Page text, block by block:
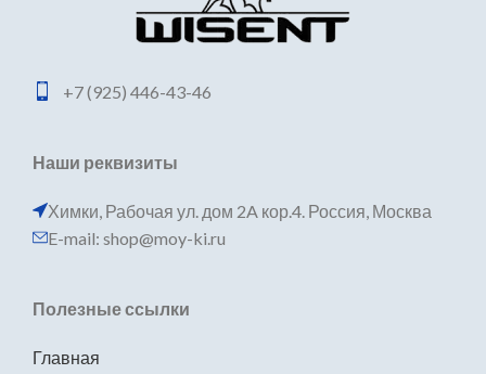
+7 (925) 446-43-46
Наши реквизиты
Химки, Рабочая ул. дом 2A кор.4. Россия, Москва
E-mail: shop@moy-ki.ru
Полезные ссылки
Главная